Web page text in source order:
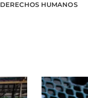
DERECHOS HUMANOS